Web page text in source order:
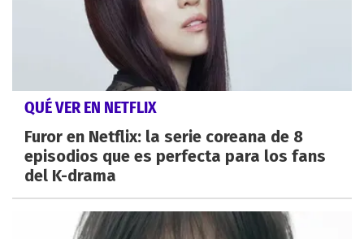
QUÉ VER EN NETFLIX
Furor en Netflix: la serie coreana de 8
episodios que es perfecta para los fans
del K-drama